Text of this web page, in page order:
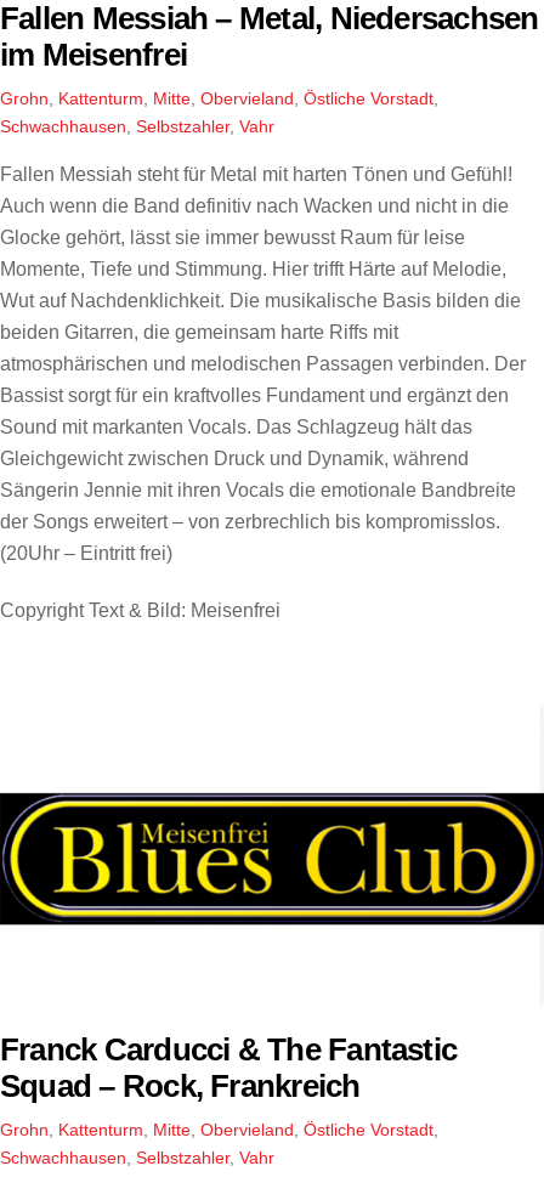
Fallen Messiah – Metal, Niedersachsen
im Meisenfrei
Grohn, Kattenturm, Mitte, Obervieland, Östliche Vorstadt,
Schwachhausen, Selbstzahler, Vahr
Fallen Messiah steht für Metal mit harten Tönen und Gefühl!
Auch wenn die Band definitiv nach Wacken und nicht in die
Glocke gehört, lässt sie immer bewusst Raum für leise
Momente, Tiefe und Stimmung. Hier trifft Härte auf Melodie,
Wut auf Nachdenklichkeit. Die musikalische Basis bilden die
beiden Gitarren, die gemeinsam harte Riffs mit
atmosphärischen und melodischen Passagen verbinden. Der
Bassist sorgt für ein kraftvolles Fundament und ergänzt den
Sound mit markanten Vocals. Das Schlagzeug hält das
Gleichgewicht zwischen Druck und Dynamik, während
Sängerin Jennie mit ihren Vocals die emotionale Bandbreite
der Songs erweitert – von zerbrechlich bis kompromisslos.
(20Uhr – Eintritt frei)
Copyright Text & Bild: Meisenfrei
Franck Carducci & The Fantastic
Squad – Rock, Frankreich
Grohn, Kattenturm, Mitte, Obervieland, Östliche Vorstadt,
Schwachhausen, Selbstzahler, Vahr